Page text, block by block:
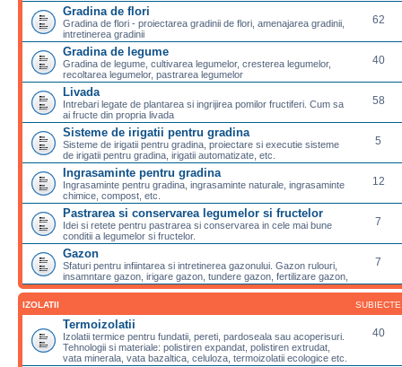
Gradina de flori
Gradina de flori - proiectarea gradinii de flori, amenajarea gradinii,
intretinerea gradinii
62
Gradina de legume
Gradina de legume, cultivarea legumelor, cresterea legumelor,
recoltarea legumelor, pastrarea legumelor
40
Livada
Intrebari legate de plantarea si ingrijirea pomilor fructiferi. Cum sa
ai fructe din propria livada
58
Sisteme de irigatii pentru gradina
Sisteme de irigatii pentru gradina, proiectare si executie sisteme
de irigatii pentru gradina, irigatii automatizate, etc.
5
Ingrasaminte pentru gradina
Ingrasaminte pentru gradina, ingrasaminte naturale, ingrasaminte
chimice, compost, etc.
12
Pastrarea si conservarea legumelor si fructelor
Idei si retete pentru pastrarea si conservarea in cele mai bune
conditii a legumelor si fructelor.
7
Gazon
Sfaturi pentru infiintarea si intretinerea gazonului. Gazon rulouri,
insamntare gazon, irigare gazon, tundere gazon, fertilizare gazon,
7
IZOLATII SUBIECTE
Termoizolatii
Izolatii termice pentru fundatii, pereti, pardoseala sau acoperisuri.
Tehnologii si materiale: polistiren expandat, polistiren extrudat,
vata minerala, vata bazaltica, celuloza, termoizolatii ecologice etc.
40